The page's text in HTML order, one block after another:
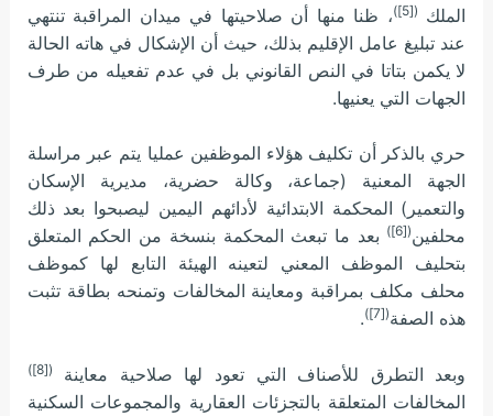
الملك ([5])
، ظنا منها أن صلاحيتها في ميدان المراقبة تنتهي
عند تبليغ عامل الإقليم بذلك، حيث أن الإشكال في هاته الحالة
لا يكمن بتاتا في النص القانوني بل في عدم تفعيله من طرف
الجهات التي يعنيها.
حري بالذكر أن تكليف هؤلاء الموظفين عمليا يتم عبر مراسلة
الجهة المعنية (جماعة، وكالة حضرية، مديرية الإسكان
والتعمير) المحكمة الابتدائية لأدائهم اليمين ليصبحوا بعد ذلك
محلفين([6])
بعد ما تبعث المحكمة بنسخة من الحكم المتعلق
بتحليف الموظف المعني لتعينه الهيئة التابع لها كموظف
محلف مكلف بمراقبة ومعاينة المخالفات وتمنحه بطاقة تثبت
هذه الصفة([7])
.
وبعد التطرق للأصناف التي تعود لها صلاحية معاينة ([8])
المخالفات المتعلقة بالتجزئات العقارية والمجموعات السكنية